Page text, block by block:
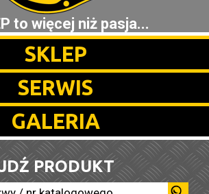
to więcej niż pasja...
SKLEP
SERWIS
GALERIA
PRODUKT